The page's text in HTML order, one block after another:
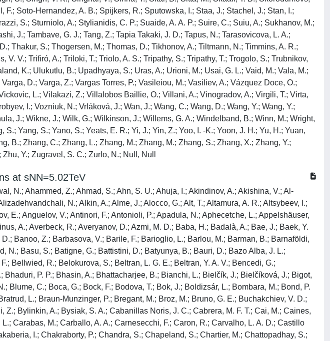
at sNN=5.02TeV
I. P. M.; Hoffmann, F. W.; Hofman, B.; Hong, G. H.; Horst, M.; Horzyk, A.; Hou, Y.; Hristov, P.; Huhn, P.; Huhta, L. M.; Humanic, T. J.; Hutson, A.; Hutter, D.; Hwang, M. C.; Ilkaev, R.; Inaba, M.; Innocenti, G. M.; Ippolitov, M.; Isakov, A.; Isidori, T.; Islam, M. S.; Iurchenko, S.; Ivanov, M.; Ivanov, M.; Ivanov, V.; Iversen, K. E.; Jablonski, M.; Jacak, B.; Jacazio, N.; Jacobs, P. M.; Jadlovska, S.; Jadlovsky, J.; Jaelani, S.; Jahnke, C.; Jakubowska, M. J.; Janik, M. A.; Janson, T.; Ji, S.; Jia, S.; Jiang, T.; Jimenez, A. A. P.; Jonas, F.; Jones, D. M.; Jowett, J. M.; Jung, J.; Jung, M.; Junique, A.; Jusko, A.; Kaewjai, J.; Kalinak, P.; Kalweit, A.; Karasu Uysal, A.; Karatovic, D.; Karatzenis, N.; Karavichev, O.; Karavicheva, T.; Karpechev, E.; Karwowska, M. J.; Kebschull, U.; Keidel, R.; Keil, M.; Ketzer, B.; Keul, J.; Khade, S. S.; Khan, A. M.; Khan, S.; Khanzadeev, A.; Kharlov, Y.; Khatun, A.; Khuntia, A.; Khuranova, Z.; Kileng, B.; Kim, B.; Kim, C.; Kim, D. J.; Kim, E. J.; Kim, J.; Kim, J.; Kim, J.; Kim, M.; Kim, S.; Kim, T.; Kimura, K.; Kirkova, A.; Kirsch, S.; Kisel, I.; Kiselev, S.; Kisiel, A.; Kitowski, J. P.; Klay, J. L.; Klein, J.; Klein, S.; Klein-Bösing, C.; Kleiner, M.; Klemenz, T.; Kluge, A.; Kobdaj, C.; Kohara, R.; Kollegger, T.; Kondratyev, A.; Kondratyeva, N.; Konig, J.; Konigstorfer, S. A.; Konopka, P. J.; Kornakov, G.; Korwieser, M.; Koryciak, S. D.; Koster, C.; Kotliarov, A.; Kovacic, N.; Kovalenko, V.; Kowalski, M.; Kozhuharov, V.; Kozlov, G.; Králik, I.; Kravčáková, A.; Krcal, L.; Krivda, M.; Krizek, F.; Krizkova Gajdosova, K.; Krug, C.; Krüger, M.; Krupova, D. M.; Kryshen, E.; Kučera, V.; Kuhn, C.; Kuijer, P. G.; Kumaoka, T.; Kumar, D.; Kumar, L.; Kumar, N.; Kumar, S.; Kundu, S.; Kurashvili, P.; Kurepin, A.; Kurepin, A. B.; Kuryakin, A.; Kushpil, S.; Kuskov, V.; Kutyla, M.; Kuznetsov, A.; Kweon, M. J.; Kwon, Y.; La Pointe, S. L.; La Rocca, P.; Lakrathok, A.; Lamanna, M.; Landou, A. R.; Langoy, R.; Larionov, P.; Laudi, E.; Lautner, L.; Laveaga, R. A. N.; Lavicka, R.; Lea, R.; Lee, H.; Legrand, I.; Legras, G.; Lehrbach, J.; Lejeune, A. M.; Lelek, T. M.; Lemmon, R. C.; León Monzón, I.; Lesch, M. M.; Lesser, E. D.; Lévai, P.; Li, M.; Li, P.; Li, X.; Liang-gilman, B. E.; Lien, J.; Lietava, R.; Likmeta, I.; Lim, B.; Lim, S. H.; Lindenstruth, V.; Lindner, A.; Lippmann, C.; Liu, D. H.; Liu, J.; Liveraro, G. S. S.; Lofnes, I. M.; Loizides, C.; Lokos, S.; Lömker, J.; Lopez, X.; López Torres, E.; Lotteau, C.; Lu, P.; Lu, Z.; Lugo, F. V.; Luhder, J. R.; Lunardon, M.; Luparello, G.; Ma, Y. G.; Mager, M.; Maire, A.; Majerz, E. M.; Makariev, M. V.; Malaev, M.; Malfattore, G.; Malik, N. M.; Malik, Q. W.; Malik, S. K.; Malinina, L.; Mallick, D.; Mallick, N.; Mandaglio, G.; Mandal, S. K.; Manea, A.; Manko, V.; Manso, F.; Manzari, V.; Mao, Y.; Marcjan, R. W.; Margagliotti, G. V.; Margotti, A.; Marín, A.; Markert, C.; Martinengo, P.; Martínez, M. I.; Martínez García, G.; Martins, M. P. P.; Masciocchi, S.; Masera, M.; Masoni, A.; Massacrier, L.; Massen, O.; Mastroserio, A.; Matonoha, O.; Mattiazzo, S.; Matyja, A.; Mazuecos, A. L.; Mazzaschi, F.; Mazzilli, M.; Melikyan, Y.; Melo, M.; Menchaca-Rocha, A.; Mendez, J. E. M.; Meninno, E.; Menon, A. S.; Menzel, M. W.; Meres, M.; Miake, Y.; Micheletti, L.; Mihaylov, D. L.; Mikhaylov, K.; Minafra, N.; Miśkowiec, D.; Modak, A.; Mohanty, B.; Khan, M. Mohisin; Molander, M. A.; Monira, S.; Mordasini, C.; Moreira De Godoy, D. A.; Morozov, I.; Morsch, A.; Mrnjavac, T.; Muccifora, V.; Muhuri, S.; Mulligan, J. D.; Mulliri, A.; Munhoz, M. G.; Munzer, R. H.; Murakami, H.; Murray, S.; Musa, L.; Musinsky, J.; Myrcha, J. W.; Naik, B.; Nambrath, A. I.; Nandi, B. K.; Nania, R.; Nappi, E.; Nassirpour, A. F.; Nath, A.; Nath, S.; Nattrass, C.; Naydenov, M. N.; Neagu, A.; Negru, A.; Nekrasova, E.; Nellen, L.; Nepeivoda, R.; Nese, S.; Nicassio, N.; Nielsen, B. S.; Nielsen, E. G.; Nikolaev, S.; Nikulin, S.; Nikulin, V.; Noferini, F.; Noh, S.; Nomokonov, P.; Norman, J.; Novitzky, N.; Nowakowski, P.; Nyanin, A.; Nystrand, J.; Oh, S.; Ohlson, A.; Okorokov, V. A.; Oleniacz, J.; Onnerstad, A.; Oppedisano, C.; Ortiz Velasquez, A.; Otwinowski, J.; Oya, M.; Oyama, K.; Pachmayer, Y.; Padhan, S.; Pagano, D.; Paić, G.; Paisano-Guzmán, S.; Palasciano, A.; Panebianco, S.; Pantouvakis, C.; Park, H.; Park, H.; Park, J.; Parkkila, J. E.; Patley, Y.; Patra, R. N.; Paul, B.; Pei, H.; Peitzmann, T.; Peng, X.; Pennisi, M.; Perciballi, S.; Peresunko, D.; Perez, G. M.; Pestov, Y.; Petersen, M. T.; Petrov, V.; Petrovici, M.; Piano, S.; Pikna, M.; Pillot, P.; Pinazza, O.; Pinsky, L.; Pinto, C.; Pisano,